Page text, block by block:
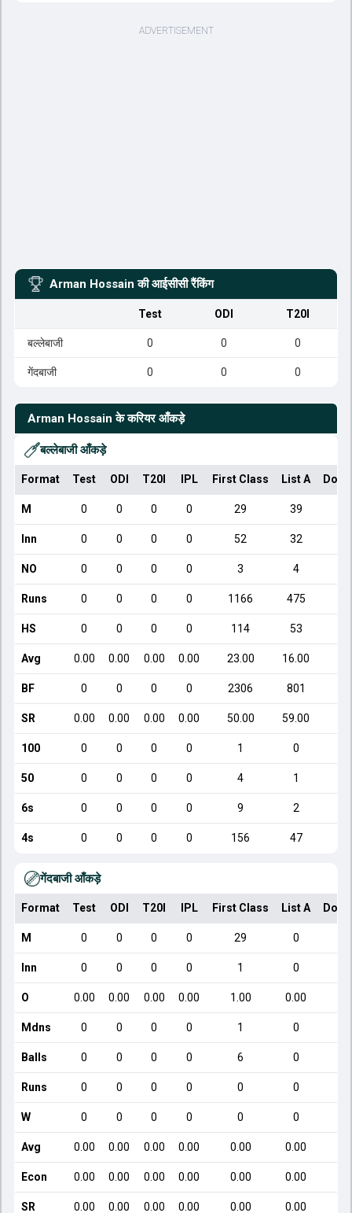
Arman Hossain की आईसीसी रैंकिंग
Test ODI T20I
बल्लेबाजी 0 0 0
गेंदबाजी 0 0 0
Arman Hossain के करियर आँकड़े
बल्लेबाजी आँकड़े
Format Test ODI T20I IPL First Class List A
M 0 0 0 0 29 39
Inn 0 0 0 0 52 32
NO 0 0 0 0 3 4
Runs 0 0 0 0 1166 475
HS 0 0 0 0 114 53
Avg 0.00 0.00 0.00 0.00 23.00 16.00
BF 0 0 0 0 2306 801
SR 0.00 0.00 0.00 0.00 50.00 59.00
100 0 0 0 0 1 0
50 0 0 0 0 4 1
6s 0 0 0 0 9 2
4s 0 0 0 0 156 47
गेंदबाजी आँकड़े
Format Test ODI T20I IPL First Class List A
M 0 0 0 0 29 0
Inn 0 0 0 0 1 0
O 0.00 0.00 0.00 0.00 1.00 0.00
Mdns 0 0 0 0 1 0
Balls 0 0 0 0 6 0
Runs 0 0 0 0 0 0
W 0 0 0 0 0 0
Avg 0.00 0.00 0.00 0.00 0.00 0.00
Econ 0.00 0.00 0.00 0.00 0.00 0.00
SR 0.00 0.00 0.00 0.00 0.00 0.00